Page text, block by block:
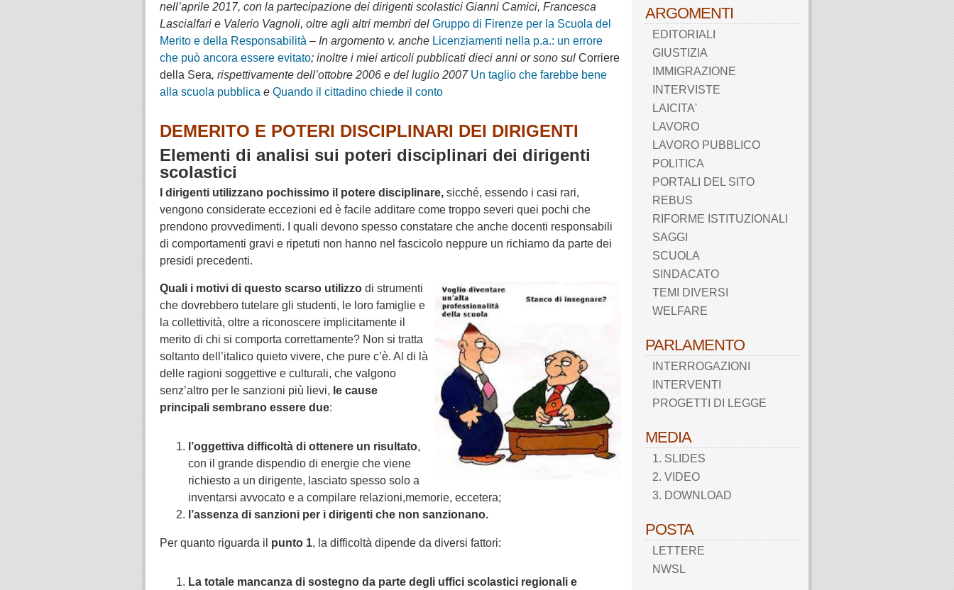
nell’aprile 2017, con la partecipazione dei dirigenti scolastici Gianni Camici, Francesca
Lascialfari e Valerio Vagnoli, oltre agli altri membri del Gruppo di Firenze per la Scuola del
Merito e della Responsabilità – In argomento v. anche Licenziamenti nella p.a.: un errore
che può ancora essere evitato; inoltre i miei articoli pubblicati dieci anni or sono sul Corriere
della Sera, rispettivamente dell’ottobre 2006 e del luglio 2007 Un taglio che farebbe bene
alla scuola pubblica e Quando il cittadino chiede il conto
DEMERITO E POTERI DISCIPLINARI DEI DIRIGENTI
Elementi di analisi sui poteri disciplinari dei dirigenti
scolastici
I dirigenti utilizzano pochissimo il potere disciplinare, sicché, essendo i casi rari,
vengono considerate eccezioni ed è facile additare come troppo severi quei pochi che
prendono provvedimenti. I quali devono spesso constatare che anche docenti responsabili
di comportamenti gravi e ripetuti non hanno nel fascicolo neppure un richiamo da parte dei
presidi precedenti.
Quali i motivi di questo scarso utilizzo di strumenti
che dovrebbero tutelare gli studenti, le loro famiglie e
la collettività, oltre a riconoscere implicitamente il
merito di chi si comporta correttamente? Non si tratta
soltanto dell’italico quieto vivere, che pure c’è. Al di là
delle ragioni soggettive e culturali, che valgono
senz’altro per le sanzioni più lievi, le cause
principali sembrano essere due:
l’oggettiva difficoltà di ottenere un risultato,
con il grande dispendio di energie che viene
richiesto a un dirigente, lasciato spesso solo a
inventarsi avvocato e a compilare relazioni,memorie, eccetera;
l’assenza di sanzioni per i dirigenti che non sanzionano.
Per quanto riguarda il punto 1, la difficoltà dipende da diversi fattori:
La totale mancanza di sostegno da parte degli uffici scolastici regionali e
ARGOMENTI
EDITORIALI
GIUSTIZIA
IMMIGRAZIONE
INTERVISTE
LAICITA'
LAVORO
LAVORO PUBBLICO
POLITICA
PORTALI DEL SITO
REBUS
RIFORME ISTITUZIONALI
SAGGI
SCUOLA
SINDACATO
TEMI DIVERSI
WELFARE
PARLAMENTO
INTERROGAZIONI
INTERVENTI
PROGETTI DI LEGGE
MEDIA
1. SLIDES
2. VIDEO
3. DOWNLOAD
POSTA
LETTERE
NWSL